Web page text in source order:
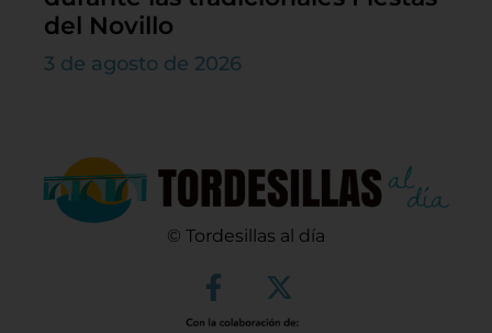
del Novillo
3 de agosto de 2026
© Tordesillas al día